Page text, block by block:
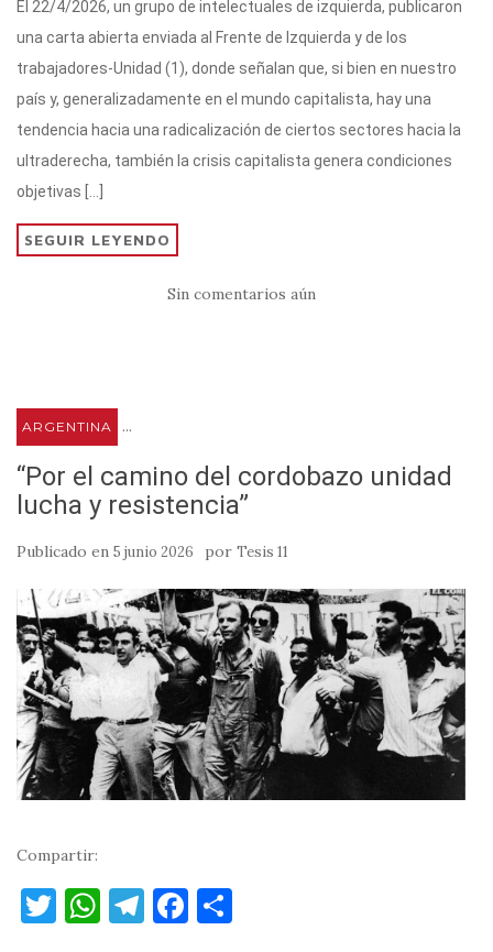
it
te
r
at
s
A
p
p
e
gr
a
m
c
e
b
o
o
m
p
ar
ti
r
El 22/4/2026, un grupo de intelectuales de izquierda, publicaron
una carta abierta enviada al Frente de Izquierda y de los
trabajadores-Unidad (1), donde señalan que, si bien en nuestro
país y, generalizadamente en el mundo capitalista, hay una
tendencia hacia una radicalización de ciertos sectores hacia la
ultraderecha, también la crisis capitalista genera condiciones
objetivas […]
SEGUIR LEYENDO
Sin comentarios aún
ARGENTINA ...
“Por el camino del cordobazo unidad
lucha y resistencia”
Publicado en 5 junio 2026 por Tesis 11
Compartir:
T W T F